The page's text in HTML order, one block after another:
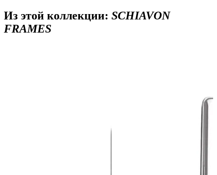
Из этой коллекции: SCHIAVON
FRAMES